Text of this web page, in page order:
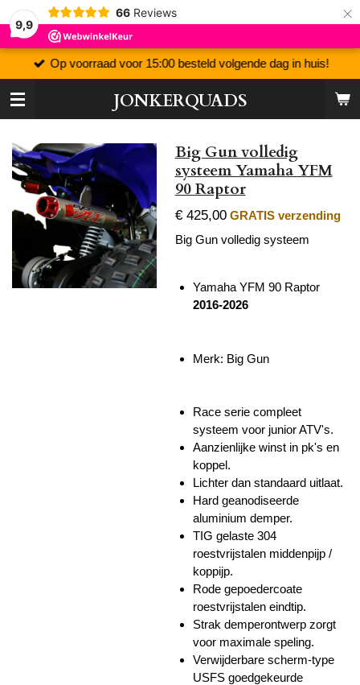
9,9
66 Reviews ×
JONKERQUADS
Op voorraad voor 15:00 besteld volgende dag in huis!
Big Gun volledig
systeem Yamaha YFM
90 Raptor
€ 425,00 GRATIS verzending
Big Gun volledig systeem
Yamaha YFM 90 Raptor
2016-2026
Merk: Big Gun
Race serie compleet
systeem voor junior ATV's.
Aanzienlijke winst in pk's en
koppel.
Lichter dan standaard uitlaat.
Hard geanodiseerde
aluminium demper.
TIG gelaste 304
roestvrijstalen middenpijp /
koppijp.
Rode gepoedercoate
roestvrijstalen eindtip.
Strak demperontwerp zorgt
voor maximale speling.
Verwijderbare scherm-type
USFS goedgekeurde